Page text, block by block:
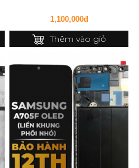
1,100,000đ
Thêm vào giỏ